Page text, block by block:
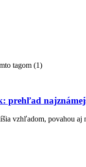
tagom (1)
prehľad
vzhľadom, povahou